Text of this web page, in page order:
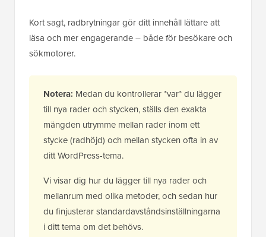
Kort sagt, radbrytningar gör ditt innehåll lättare att
läsa och mer engagerande – både för besökare och
sökmotorer.
Notera: Medan du kontrollerar *var* du lägger
till nya rader och stycken, ställs den exakta
mängden utrymme mellan rader inom ett
stycke (radhöjd) och mellan stycken ofta in av
ditt WordPress-tema.
Vi visar dig hur du lägger till nya rader och
mellanrum med olika metoder, och sedan hur
du finjusterar standardavståndsinställningarna
i ditt tema om det behövs.